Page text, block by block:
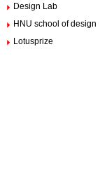
Design Lab
HNU school of design
Lotusprize